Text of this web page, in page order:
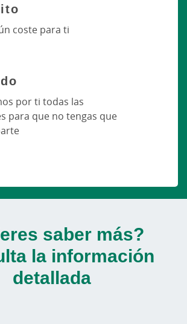
coste para ti
por ti todas las
para que no tengas que
saber más?
la información
detallada